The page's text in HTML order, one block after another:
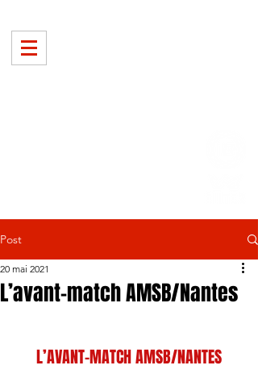
Post
L’avant-match AMSB/Nantes
20 mai 2021
L’AVANT-MATCH AMSB/NANTES